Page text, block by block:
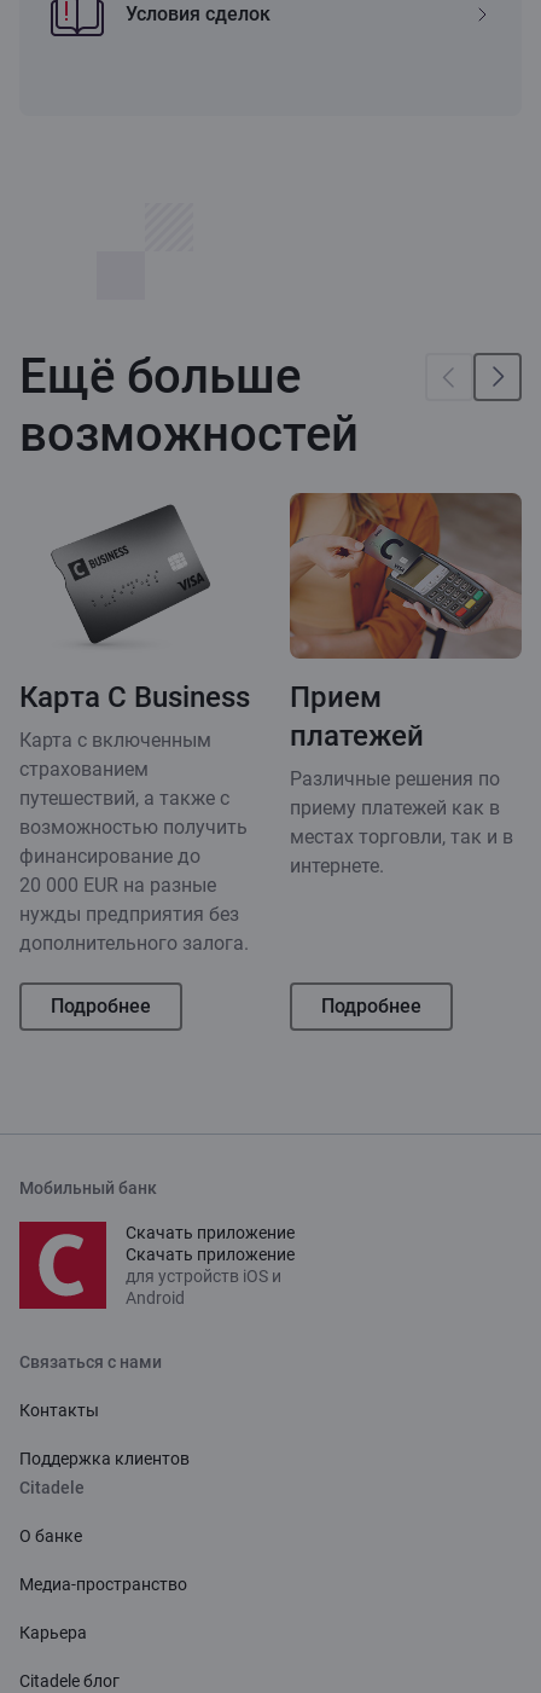
Условия сделок
Ещё больше
возможностей
Карта C Business
Карта с включенным
страхованием
путешествий, а также с
возможностью получить
финансирование до
20 000 EUR на разные
нужды предприятия без
дополнительного залога.
Подробнее
Прием
платежей
Различные решения по
приему платежей как в
местах торговли, так и в
интернете.
Подробнее
Мобильный банк
Скачать приложение
Скачать приложение
для устройств iOS и
Android
Связаться с нами
Контакты
Поддержка клиентов
Citadele
О банке
Медиа-пространство
Карьера
Citadele блог